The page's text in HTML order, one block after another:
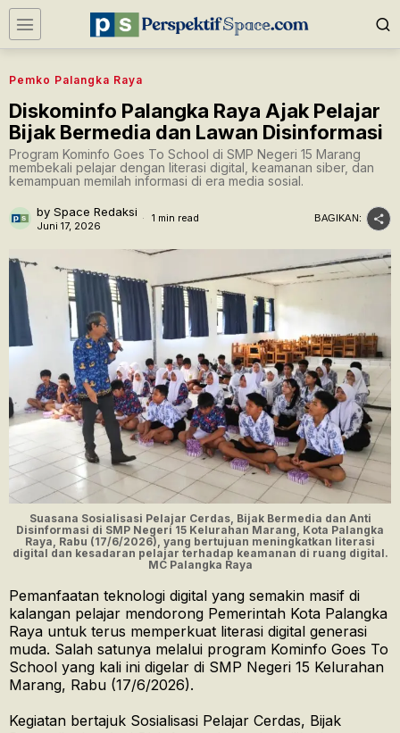
Pemko Palangka Raya
Diskominfo Palangka Raya Ajak Pelajar
Bijak Bermedia dan Lawan Disinformasi
Program Kominfo Goes To School di SMP Negeri 15 Marang
membekali pelajar dengan literasi digital, keamanan siber, dan
kemampuan memilah informasi di era media sosial.
by Space Redaksi
Juni 17, 2026
1 min read BAGIKAN:
Suasana Sosialisasi Pelajar Cerdas, Bijak Bermedia dan Anti
Disinformasi di SMP Negeri 15 Kelurahan Marang, Kota Palangka
Raya, Rabu (17/6/2026), yang bertujuan meningkatkan literasi
digital dan kesadaran pelajar terhadap keamanan di ruang digital.
MC Palangka Raya
Pemanfaatan teknologi digital yang semakin masif di
kalangan pelajar mendorong Pemerintah Kota Palangka
Raya untuk terus memperkuat literasi digital generasi
muda. Salah satunya melalui program Kominfo Goes To
School yang kali ini digelar di SMP Negeri 15 Kelurahan
Marang, Rabu (17/6/2026).
Kegiatan bertajuk Sosialisasi Pelajar Cerdas, Bijak